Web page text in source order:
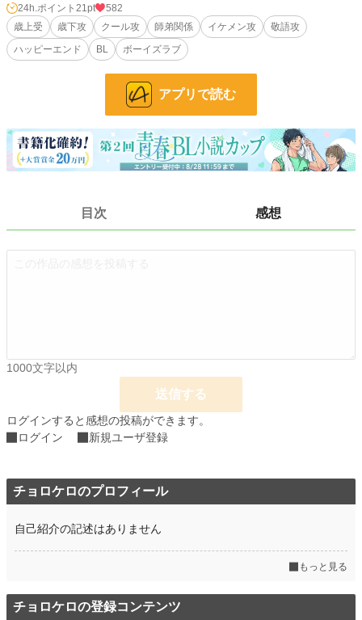
セラピドはかつてドラテナの弟子だった。久しぶりにセラピドに会いたいと思っ
たドラテナは仕事を受けることにした。嬉々としてマルニル王国に向かったドラ
テナ。だが、再会したセラピドは素っ気ない。
そんなのどうでも良い。とにかく再会出来たのが嬉しかったドラテナは、セラピ
※ムーンライトノベルズ様でも投稿しています。
小説 25,210 位 / 228,785 件
BL 6,346 位 / 31,415 件
21 pt
週間ポイント 49 pt (46,319 位)
年間ポイント 6,464 pt (40,314 位)
累計ポイント 14,427 pt (82,680 位)
24h.ポイント 21pt
582
歳上受
歳下攻 クール攻 師弟関係 イケメン攻
敬語攻
ハッピーエンド
BL ボーイズラブ
アプリで読む
目次 感想
1000文字以内
送信する
ログインすると感想の投稿ができます。
ログイン
新規ユーザ登録
チョロケロのプロフィール
自己紹介の記述はありません
もっと見る
チョロケロの登録コンテンツ